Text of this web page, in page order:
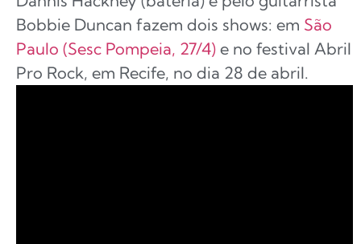
Bobbie Duncan fazem dois shows: em São
Paulo (Sesc Pompeia, 27/4) e no festival Abril
Pro Rock, em Recife, no dia 28 de abril.